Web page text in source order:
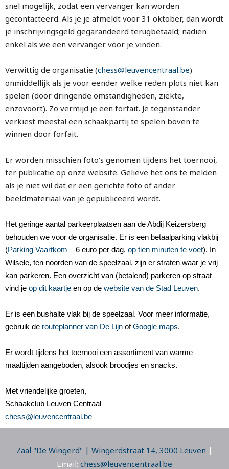
snel mogelijk, zodat een vervanger kan worden
gecontacteerd. Als je je afmeldt voor 31 oktober, dan wordt
je inschrijvingsgeld gegarandeerd terugbetaald; nadien
enkel als we een vervanger voor je vinden.
Verwittig de organisatie (chess@leuvencentraal.be)
onmiddellijk als je voor eender welke reden plots niet kan
spelen (door dringende omstandigheden, ziekte,
enzovoort). Zo vermijd je een forfait. Je tegenstander
verkiest meestal een schaakpartij te spelen boven te
winnen door forfait.
Er worden misschien foto’s genomen tijdens het toernooi,
ter publicatie op onze website. Gelieve het ons te melden
als je niet wil dat er een gerichte foto of ander
beeldmateriaal van je gepubliceerd wordt.
Het geringe aantal parkeerplaatsen aan de Abdij Keizersberg
behouden we voor de organisatie. Er is een betaalparking vlakbij
(Parking Vaartkom – 6 euro per dag, op tien minuten te voet). In
Wilsele, ten noorden van de speelzaal, zijn er straten waar je vrij
kan parkeren. Een overzicht van (betalend) parkeren op straat
vind je op dit kaartje en op de website van de Stad Leuven.
Er is een bushalte vlak bij de speelzaal. Voor meer informatie,
gebruik de routeplanner van De Lijn ofGoogle maps.
Er wordt tijdens het toernooi een assortiment van warme
maaltijden aangeboden, alsook broodjes en snacks.
Met vriendelijke groeten,
Schaakclub Leuven Centraal
chess@leuvencentraal.be
Zaal "De Wingerd" | Wingerdstraat 14, 3000 Leuven |
Email: chess@leuvencentraal.be